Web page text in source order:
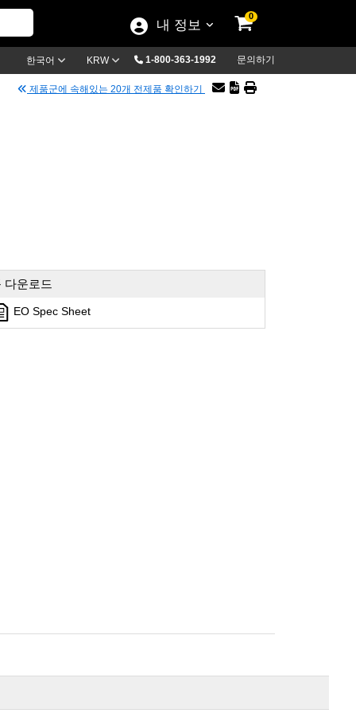
내 정보
0
한국어 KRW 1-800-363-1992 문의하기
제품군에 속해있는 20개 전제품 확인하기
다운로드
EO Spec Sheet